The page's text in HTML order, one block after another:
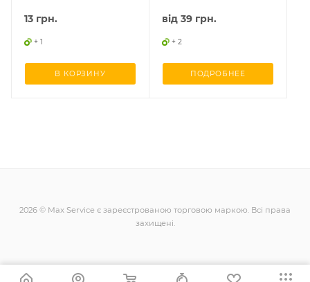
13 грн.
+ 1
В КОРЗИНУ
від 39 грн.
+ 2
ПОДРОБНЕЕ
2026 © Max Service є зареєстрованою торговою маркою. Всі права
захищені.
+38 (098) 128-11-11